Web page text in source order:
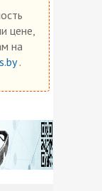
цене,
на
.